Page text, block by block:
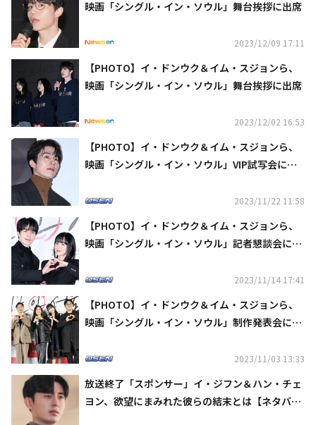
映画「シングル・イン・ソウル」舞台挨拶に出席
2023/12/09 17:11
【PHOTO】イ・ドンウク＆イム・スジョンら、
映画「シングル・イン・ソウル」舞台挨拶に出席
2023/12/02 16:53
【PHOTO】イ・ドンウク＆イム・スジョンら、
映画「シングル・イン・ソウル」VIP試写会に出
2023/11/22 11:58
【PHOTO】イ・ドンウク＆イム・スジョンら、
映画「シングル・イン・ソウル」記者懇談会に出
2023/11/14 17:41
【PHOTO】イ・ドンウク＆イム・スジョンら、
映画「シングル・イン・ソウル」制作発表会に出
2023/11/03 13:33
放送終了「スポンサー」イ・ジフン＆ハン・チェ
ヨン、欲望にまみれた彼らの結末とは【ネタバレ